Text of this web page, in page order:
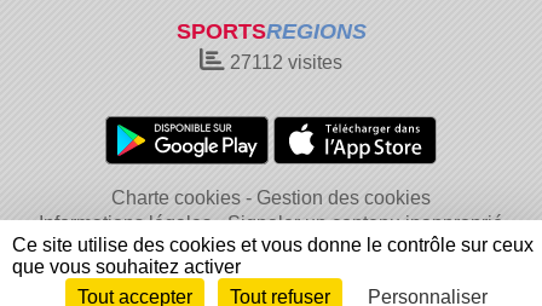
SPORTSREGIONS
27112 visites
Charte cookies
Gestion des cookies
Informations légales
Signaler un contenu inapproprié
Envie de participer ? Connexion
Ce site utilise des cookies et vous donne le contrôle sur ceux
que vous souhaitez activer
Tout accepter
Tout refuser Personnaliser